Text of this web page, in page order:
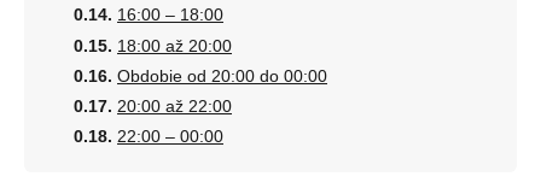
16:00 – 18:00
18:00 až 20:00
Obdobie od 20:00 do 00:00
20:00 až 22:00
22:00 – 00:00